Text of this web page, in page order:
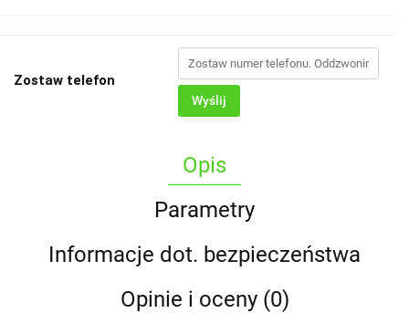
Zostaw telefon
Wyślij
Opis
Parametry
Informacje dot. bezpieczeństwa
Opinie i oceny (0)